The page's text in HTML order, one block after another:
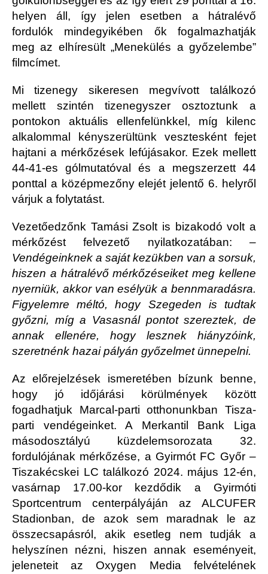
helyen áll, így jelen esetben a hátralévő
fordulók mindegyikében ők fogalmazhatják
meg az elhíresült „Menekülés a győzelembe”
filmcímet.
Mi tizenegy sikeresen megvívott találkozó
mellett szintén tizenegyszer osztoztunk a
pontokon aktuális ellenfelünkkel, míg kilenc
alkalommal kényszerültünk vesztesként fejet
hajtani a mérkőzések lefújásakor. Ezek mellett
44-41-es gólmutatóval és a megszerzett 44
ponttal a középmezőny elejét jelentő 6. helyről
várjuk a folytatást.
Vezetőedzőnk Tamási Zsolt is bizakodó volt a
mérkőzést felvezető nyilatkozatában: –
Vendégeinknek a saját kezükben van a sorsuk,
hiszen a hátralévő mérkőzéseiket meg kellene
nyerniük, akkor van esélyük a bennmaradásra.
Figyelemre méltó, hogy Szegeden is tudtak
győzni, míg a Vasasnál pontot szereztek, de
annak ellenére, hogy lesznek hiányzóink,
szeretnénk hazai pályán győzelmet ünnepelni.
Az előrejelzések ismeretében bízunk benne,
hogy jó időjárási körülmények között
fogadhatjuk Marcal-parti otthonunkban Tisza-
parti vendégeinket. A Merkantil Bank Liga
másodosztályú küzdelemsorozata 32.
fordulójának mérkőzése, a Gyirmót FC Győr –
Tiszakécskei LC találkozó 2024. május 12-én,
vasárnap 17.00-kor kezdődik a Gyirmóti
Sportcentrum centerpályáján az ALCUFER
Stadionban, de azok sem maradnak le az
összecsapásról, akik esetleg nem tudják a
helyszínen nézni, hiszen annak eseményeit,
jeleneteit az Oxygen Media felvételének